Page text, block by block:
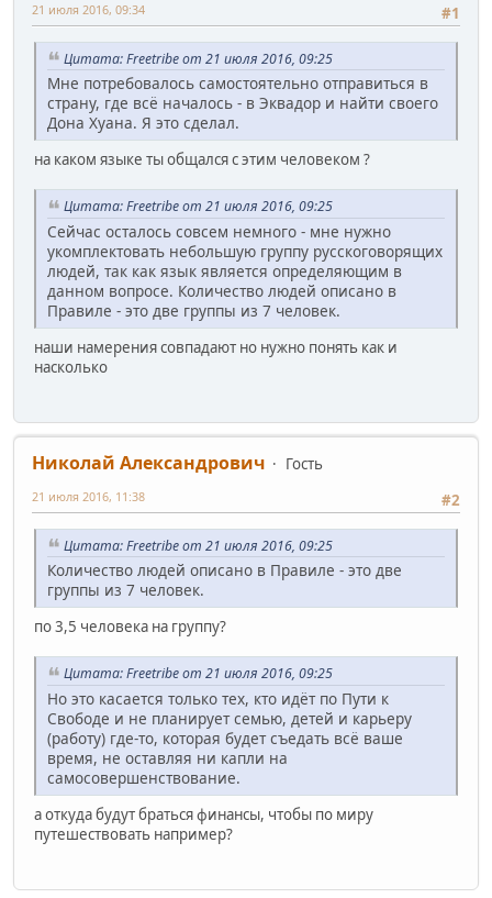
#1
21 июля 2016, 09:34
Цитата: Freetribe от 21 июля 2016, 09:25
Мне потребовалось самостоятельно отправиться в
страну, где всё началось - в Эквадор и найти своего
Дона Хуана. Я это сделал.
на каком языке ты общался с этим человеком ?
Цитата: Freetribe от 21 июля 2016, 09:25
Сейчас осталось совсем немного - мне нужно
укомплектовать небольшую группу русскоговорящих
людей, так как язык является определяющим в
данном вопросе. Количество людей описано в
Правиле - это две группы из 7 человек.
наши намерения совпадают но нужно понять как и
насколько
Николай Александрович
Гость
#2
21 июля 2016, 11:38
Цитата: Freetribe от 21 июля 2016, 09:25
Количество людей описано в Правиле - это две
группы из 7 человек.
по 3,5 человека на группу?
Цитата: Freetribe от 21 июля 2016, 09:25
Но это касается только тех, кто идёт по Пути к
Свободе и не планирует семью, детей и карьеру
(работу) где-то, которая будет съедать всё ваше
время, не оставляя ни капли на
самосовершенствование.
а откуда будут браться финансы, чтобы по миру
путешествовать например?